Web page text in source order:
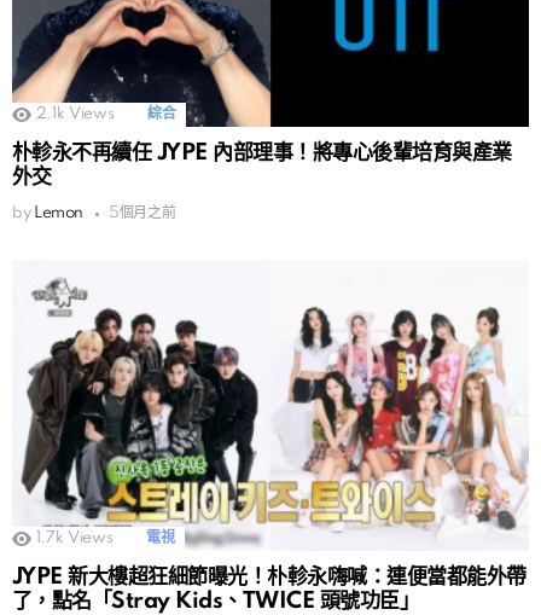
2.1k Views 綜合
朴軫永不再續任 JYPE 內部理事！將專心後輩培育與產業
外交
by Lemon 5個月之前
1.7k Views 電視
JYPE 新大樓超狂細節曝光！朴軫永嗨喊：連便當都能外帶
了，點名「Stray Kids、TWICE 頭號功臣」